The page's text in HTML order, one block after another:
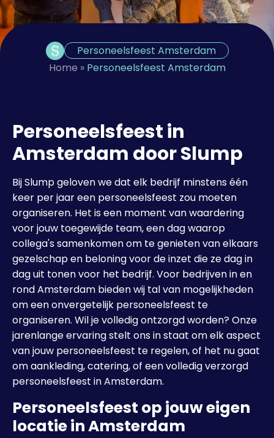
Personeelsfeest Amsterdam
Home » Personeelsfeest Amsterdam
Personeelsfeest in
Amsterdam door Slump
Bij Slump geloven we dat elk bedrijf minstens één
keer per jaar een personeelsfeest zou moeten
organiseren. Het is een moment van waardering
voor jouw toegewijde team, een dag waarop
collega's samenkomen om te genieten van elkaars
gezelschap en beloning voor de inzet die ze dag in
dag uit tonen voor het bedrijf. Voor bedrijven in en
rond Amsterdam bieden wij tal van mogelijkheden
om een onvergetelijk personeelsfeest te
organiseren. Wil je volledig ontzorgd worden? Onze
jarenlange ervaring stelt ons in staat om elk aspect
van jouw personeelsfeest te regelen, of het nu gaat
om aankleding, catering, of een volledig verzorgd
personeelsfeest in Amsterdam.
Personeelsfeest op jouw eigen
locatie in Amsterdam